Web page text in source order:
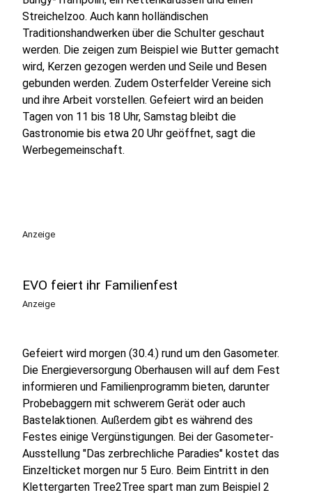
Streichelzoo. Auch kann holländischen
Traditionshandwerken über die Schulter geschaut
werden. Die zeigen zum Beispiel wie Butter gemacht
wird, Kerzen gezogen werden und Seile und Besen
gebunden werden. Zudem Osterfelder Vereine sich
und ihre Arbeit vorstellen. Gefeiert wird an beiden
Tagen von 11 bis 18 Uhr, Samstag bleibt die
Gastronomie bis etwa 20 Uhr geöffnet, sagt die
Werbegemeinschaft.
Anzeige
EVO feiert ihr Familienfest
Anzeige
Gefeiert wird morgen (30.4.) rund um den Gasometer.
Die Energieversorgung Oberhausen will auf dem Fest
informieren und Familienprogramm bieten, darunter
Probebaggern mit schwerem Gerät oder auch
Bastelaktionen. Außerdem gibt es während des
Festes einige Vergünstigungen. Bei der Gasometer-
Ausstellung "Das zerbrechliche Paradies" kostet das
Einzelticket morgen nur 5 Euro. Beim Eintritt in den
Klettergarten Tree2Tree spart man zum Beispiel 2